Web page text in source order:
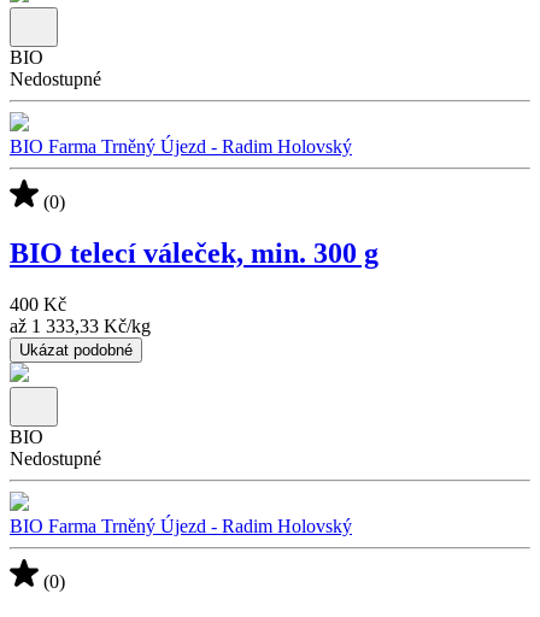
BIO
Nedostupné
BIO Farma Trněný Újezd - Radim Holovský
(0)
BIO telecí váleček, min. 300 g
400 Kč
až 1 333,33 Kč/kg
Ukázat podobné
BIO
Nedostupné
BIO Farma Trněný Újezd - Radim Holovský
(0)